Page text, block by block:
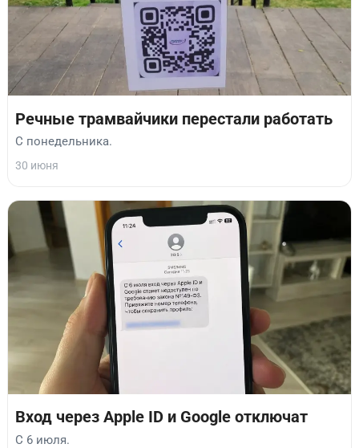
Речные трамвайчики перестали работать
С понедельника.
30 июня
Вход через Apple ID и Google отключат
С 6 июля.